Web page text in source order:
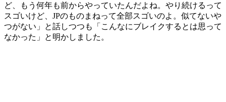
ど、もう何年も前からやっていたんだよね。やり続けるって
スゴいけど、JPのものまねって全部スゴいのよ。似てないや
つがない」と話しつつも「こんなにブレイクするとは思って
なかった」と明かしました。